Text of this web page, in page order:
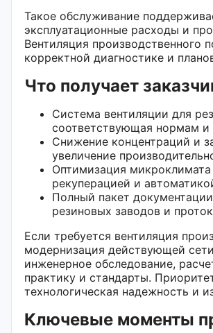
Такое обслуживание
эксплуатационные расходы и
Вентиляция производственного
корректной диагностике и
Что получает
Система вентиляции для
соответствующая нормам и
Снижение концентраций и
увеличение
Оптимизация
рекуперацией и
Полный пакет
резиновых заводов и
Если требуется вентиляция
модернизация действующей
инженерное обследование,
практику и стандарты.
технологическая надежность и
Ключевые моменты